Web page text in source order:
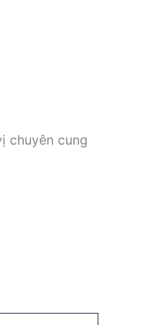
chuyên cung